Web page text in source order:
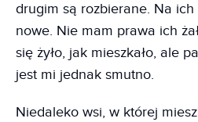
drugim są rozbierane. Na
nowe. Nie mam prawa ich
się żyło, jak mieszkało, ale
jest mi jednak smutno.
Niedaleko wsi, w której